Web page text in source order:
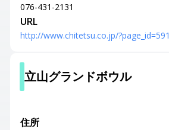
076-431-2131
URL
http://www.chitetsu.co.jp/?page_id=591
立山グランドボウル
住所